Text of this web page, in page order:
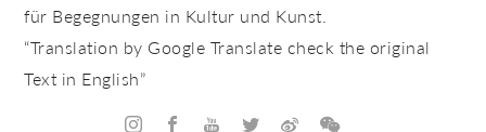
für Begegnungen in Kultur und Kunst.
“Translation by Google Translate check the original
Text in English”